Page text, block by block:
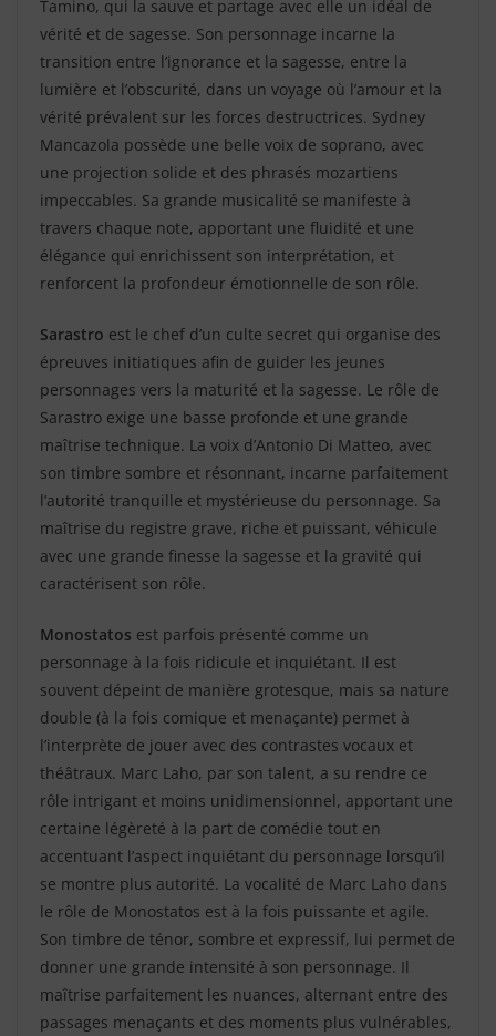
Tamino, qui la sauve et partage avec elle un idéal de
vérité et de sagesse. Son personnage incarne la
transition entre l’ignorance et la sagesse, entre la
lumière et l’obscurité, dans un voyage où l’amour et la
vérité prévalent sur les forces destructrices. Sydney
Mancazola possède une belle voix de soprano, avec
une projection solide et des phrasés mozartiens
impeccables. Sa grande musicalité se manifeste à
travers chaque note, apportant une fluidité et une
élégance qui enrichissent son interprétation, et
renforcent la profondeur émotionnelle de son rôle.
Sarastro est le chef d’un culte secret qui organise des
épreuves initiatiques afin de guider les jeunes
personnages vers la maturité et la sagesse. Le rôle de
Sarastro exige une basse profonde et une grande
maîtrise technique. La voix d’Antonio Di Matteo, avec
son timbre sombre et résonnant, incarne parfaitement
l’autorité tranquille et mystérieuse du personnage. Sa
maîtrise du registre grave, riche et puissant, véhicule
avec une grande finesse la sagesse et la gravité qui
caractérisent son rôle.
Monostatos est parfois présenté comme un
personnage à la fois ridicule et inquiétant. Il est
souvent dépeint de manière grotesque, mais sa nature
double (à la fois comique et menaçante) permet à
l’interprète de jouer avec des contrastes vocaux et
théâtraux. Marc Laho, par son talent, a su rendre ce
rôle intrigant et moins unidimensionnel, apportant une
certaine légèreté à la part de comédie tout en
accentuant l’aspect inquiétant du personnage lorsqu’il
se montre plus autorité. La vocalité de Marc Laho dans
le rôle de Monostatos est à la fois puissante et agile.
Son timbre de ténor, sombre et expressif, lui permet de
donner une grande intensité à son personnage. Il
maîtrise parfaitement les nuances, alternant entre des
passages menaçants et des moments plus vulnérables,